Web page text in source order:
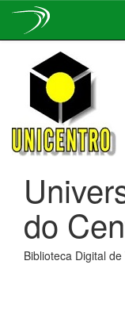
navigation
do
Biblioteca Digital